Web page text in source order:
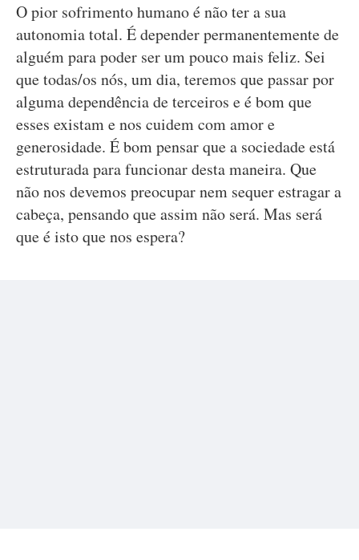
O pior sofrimento humano é não ter a sua
autonomia total. É depender permanentemente de
alguém para poder ser um pouco mais feliz. Sei
que todas/os nós, um dia, teremos que passar por
alguma dependência de terceiros e é bom que
esses existam e nos cuidem com amor e
generosidade. É bom pensar que a sociedade está
estruturada para funcionar desta maneira. Que
não nos devemos preocupar nem sequer estragar a
cabeça, pensando que assim não será. Mas será
que é isto que nos espera?